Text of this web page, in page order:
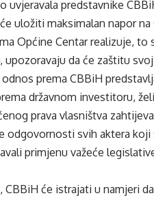
uvjeravala predstavnike
uložiti maksimalan napor
Općine Centar realizuje, to
upozoravaju da će zaštitu
prema CBBiH
državnom investitoru,
prava vlasništva
odgovornosti svih aktera
primjenu važeće
CBBiH će istrajati u namjeri